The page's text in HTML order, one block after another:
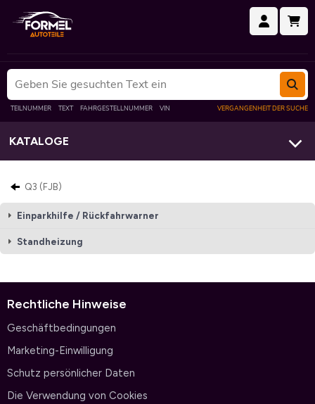
KATALOGE
Q3 (FJB)
Einparkhilfe / Rückfahrwarner
Standheizung
Rechtliche Hinweise
Geschäftbedingungen
Marketing-Einwilligung
Schutz persönlicher Daten
Die Verwendung von Cookies